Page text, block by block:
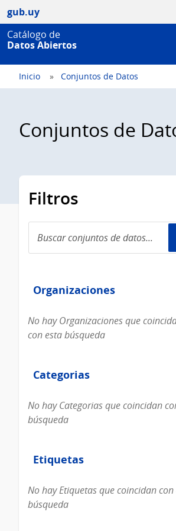
gub.uy
Catálogo de
Datos Abiertos
Inicio Conjuntos de Datos
Conjuntos de
Filtros
conjuntos
de
Organizaciones
Organizaciones
No hay Organizaciones que
con esta búsqueda
Categorias
Categorias
No hay Categorias que coincidan
búsqueda
Etiquetas
Etiquetas
No hay Etiquetas que coincidan con
búsqueda